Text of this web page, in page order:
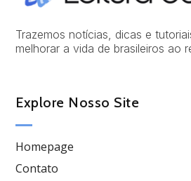
Trazemos notícias, dicas e
melhorar a vida de brasileiros ao
Explore Nosso Site
Homepage
Contato